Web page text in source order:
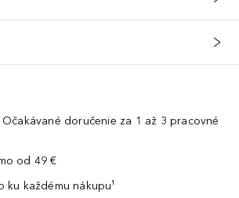
doručenie za 1 až 3 pracovné
od 49 €
ku každému nákupu¹